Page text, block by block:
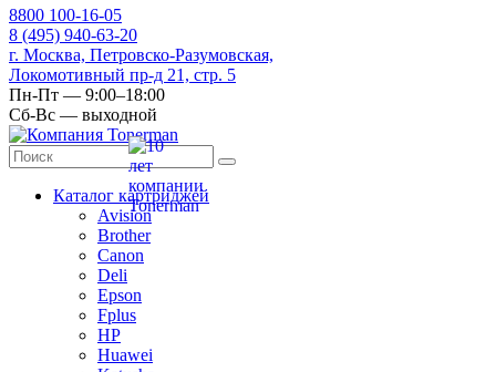
8800 100-16-05
8 (495) 940-63-20
г. Москва, Петровско-Разумовская,
Локомотивный пр-д 21, стр. 5
Пн-Пт — 9:00–18:00
Сб-Вс — выходной
Каталог картриджей
Avision
Brother
Canon
Deli
Epson
Fplus
HP
Huawei